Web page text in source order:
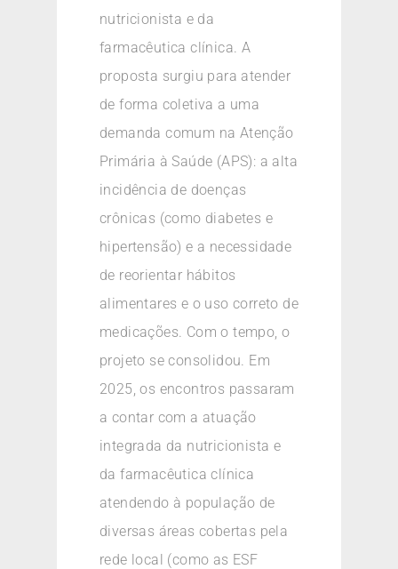
nutricionista e da
farmacêutica clínica. A
proposta surgiu para atender
de forma coletiva a uma
demanda comum na Atenção
Primária à Saúde (APS): a alta
incidência de doenças
crônicas (como diabetes e
hipertensão) e a necessidade
de reorientar hábitos
alimentares e o uso correto de
medicações. Com o tempo, o
projeto se consolidou. Em
2025, os encontros passaram
a contar com a atuação
integrada da nutricionista e
da farmacêutica clínica
atendendo à população de
diversas áreas cobertas pela
rede local (como as ESF